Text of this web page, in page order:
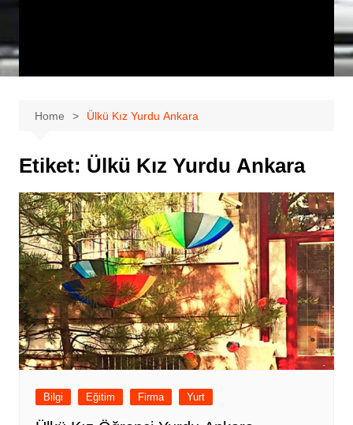
Home Ülkü Kız Yurdu Ankara
Etiket: Ülkü Kız Yurdu Ankara
Bilgi Eğitim Firma Yurt